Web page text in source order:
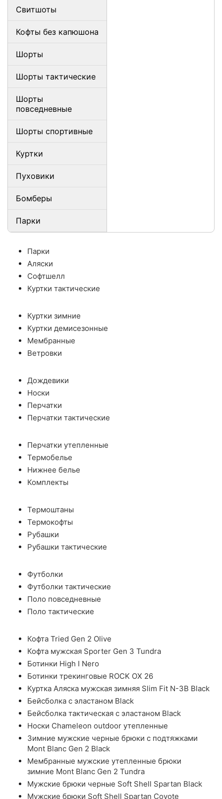
Свитшоты
Кофты без капюшона
Шорты
Шорты тактические
Шорты
повседневные
Шорты спортивные
Куртки
Пуховики
Бомберы
Парки
Парки
Аляски
Софтшелл
Куртки тактические
Куртки зимние
Куртки демисезонные
Мембранные
Ветровки
Дождевики
Носки
Перчатки
Перчатки тактические
Перчатки утепленные
Термобелье
Нижнее белье
Комплекты
Термоштаны
Термокофты
Рубашки
Рубашки тактические
Футболки
Футболки тактические
Поло повседневные
Поло тактические
Кофта Tried Gen 2 Olive
Кофта мужская Sporter Gen 3 Tundra
Ботинки High I Nero
Ботинки трекинговые ROCK OX 26
Куртка Аляска мужская зимняя Slim Fit N-3B Black
Бейсболка с эластаном Black
Бейсболка тактическая с эластаном Black
Носки Chameleon outdoor утепленные
Зимние мужские черные брюки с подтяжками
Mont Blanc Gen 2 Black
Мембранные мужские утепленные брюки
зимние Mont Blanc Gen 2 Tundra
Мужские брюки черные Soft Shell Spartan Black
Мужские брюки Soft Shell Spartan Coyote